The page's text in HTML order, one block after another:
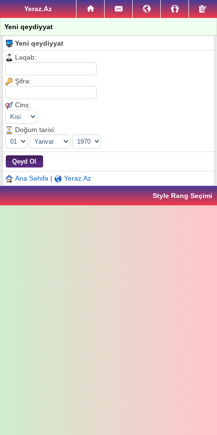
Yeraz.Az
Yeni qeydiyyat
Yeni qeydiyyat
Ləqəb:
Şifrə:
Cins:
Doğum tarixi:
Ana Səhifə | Yeraz.Az
Style Rəng Seçimi